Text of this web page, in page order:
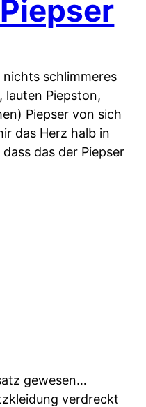
nichts schlimmeres
lauten Piepston,
Piepser von sich
das Herz halb in
das der Piepser
gewesen…
verdreckt